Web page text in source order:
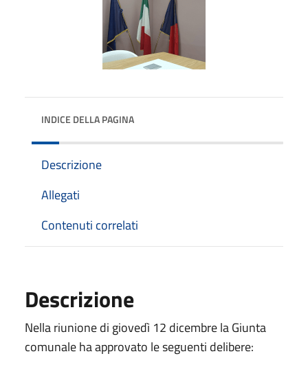
INDICE DELLA PAGINA
Descrizione
Allegati
Contenuti correlati
Descrizione
Nella riunione di giovedì 12 dicembre la Giunta
comunale ha approvato le seguenti delibere: